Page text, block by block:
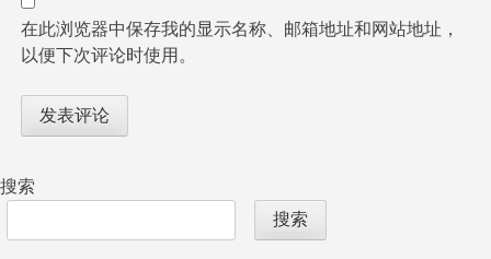
在此浏览器中保存我的显示名称、邮箱地址和网站地址，
以便下次评论时使用。
搜索
搜索